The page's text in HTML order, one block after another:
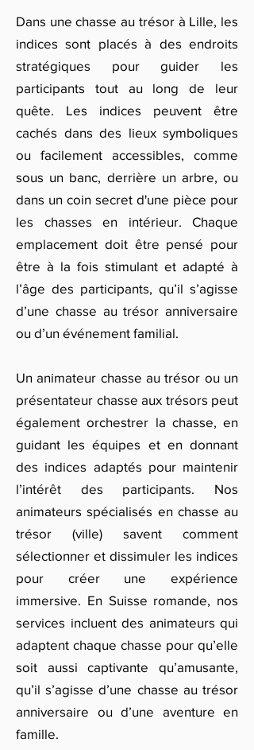
Dans une chasse au trésor à Lille, les
indices sont placés à des endroits
stratégiques pour guider les
participants tout au long de leur
quête. Les indices peuvent être
cachés dans des lieux symboliques
ou facilement accessibles, comme
sous un banc, derrière un arbre, ou
dans un coin secret d'une pièce pour
les chasses en intérieur. Chaque
emplacement doit être pensé pour
être à la fois stimulant et adapté à
l’âge des participants, qu’il s’agisse
d’une chasse au trésor anniversaire
ou d’un événement familial.
Un animateur chasse au trésor ou un
présentateur chasse aux trésors peut
également orchestrer la chasse, en
guidant les équipes et en donnant
des indices adaptés pour maintenir
l’intérêt des participants. Nos
animateurs spécialisés en chasse au
trésor (ville) savent comment
sélectionner et dissimuler les indices
pour créer une expérience
immersive. En Suisse romande, nos
services incluent des animateurs qui
adaptent chaque chasse pour qu’elle
soit aussi captivante qu’amusante,
qu’il s’agisse d’une chasse au trésor
anniversaire ou d’une aventure en
famille.